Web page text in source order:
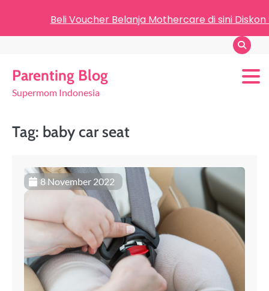
Parenting Blog
Supermom Indonesia
Tag: baby car seat
8 November 2022
Beli Voucher Belanja Mothercare di sini Diskon